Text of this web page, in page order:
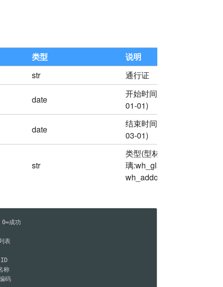
类型
说明
str 通行证
date
开始时间(示例：2023-
01-01)
date
结束时间(示例：2023-
03-01)
str
类型(型材:wh_bar,玻
璃:wh_glass,配件：
wh_addon)
成功
表
码